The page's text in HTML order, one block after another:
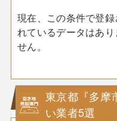
現在、この条件で登録
れているデータはあり
せん。
東京都『多摩
い業者5選